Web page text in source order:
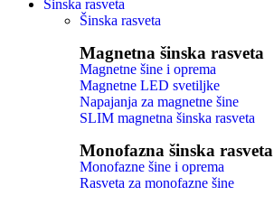
Šinska rasveta
Šinska rasveta
Magnetna šinska rasveta
Magnetne šine i oprema
Magnetne LED svetiljke
Napajanja za magnetne šine
SLIM magnetna šinska rasveta
Monofazna šinska rasveta
Monofazne šine i oprema
Rasveta za monofazne šine